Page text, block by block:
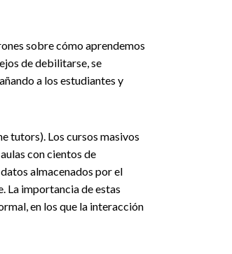
sobre cómo aprendemos
de debilitarse, se
a los estudiantes y
tutors). Los cursos masivos
con cientos de
almacenados por el
La importancia de estas
en los que la interacción